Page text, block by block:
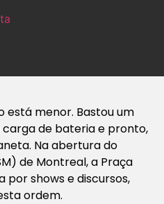
está menor. Bastou um
carga de bateria e pronto,
Na abertura do
de Montreal, a Praça
shows e discursos,
ordem.